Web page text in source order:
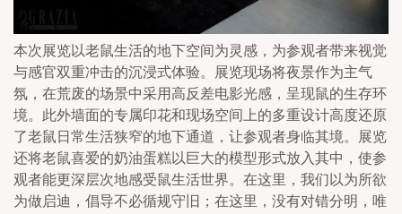
本次展览以老鼠生活的地下空间为灵感，为参观者带来视觉
与感官双重冲击的沉浸式体验。展览现场将夜景作为主气
氛，在荒废的场景中采用高反差电影光感，呈现鼠的生存环
境。此外墙面的专属印花和现场空间上的多重设计高度还原
了老鼠日常生活狭窄的地下通道，让参观者身临其境。展览
还将老鼠喜爱的奶油蛋糕以巨大的模型形式放入其中，使参
观者能更深层次地感受鼠生活世界。在这里，我们以为所欲
为做启迪，倡导不必循规守旧；在这里，没有对错分明，唯